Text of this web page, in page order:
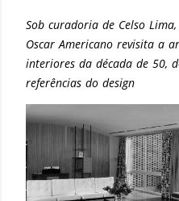
Sob curadoria de Celso
Oscar Americano revisita a
interiores da década de 50,
referências do design